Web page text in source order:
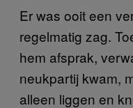
Er was ooit een
regelmatig zag.
hem afsprak,
neukpartij kwam,
alleen liggen en